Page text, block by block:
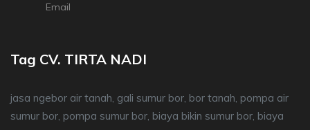
Email
Tag CV. TIRTA NADI
jasa ngebor air tanah, gali sumur bor, bor tanah, pompa air
sumur bor, pompa sumur bor, biaya bikin sumur bor, biaya